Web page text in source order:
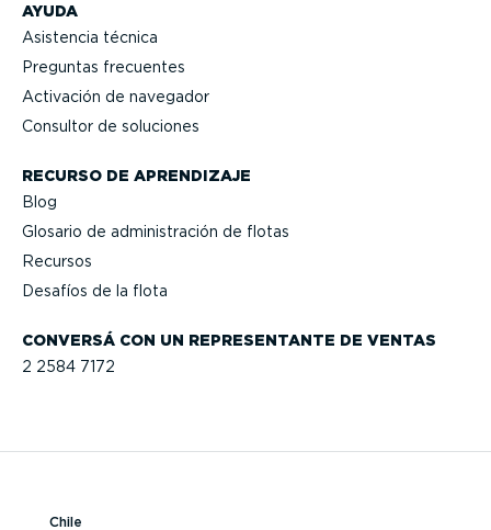
CONVERSÁ CON UN REPRE­SEN­TANTE DE VENTAS
2 2584 7172
AYUDA
Asistencia técnica
Preguntas frecuentes
Activación de navegador
Consultor de soluciones
RECURSO DE APRENDIZAJE
Blog
Glosario de adminis­tración de flotas
Recursos
Desafíos de la flota
Chile